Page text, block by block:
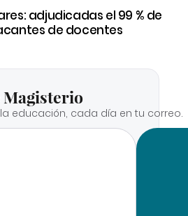
adjudicadas el 99 % de
de docentes
educación, cada día en tu correo.